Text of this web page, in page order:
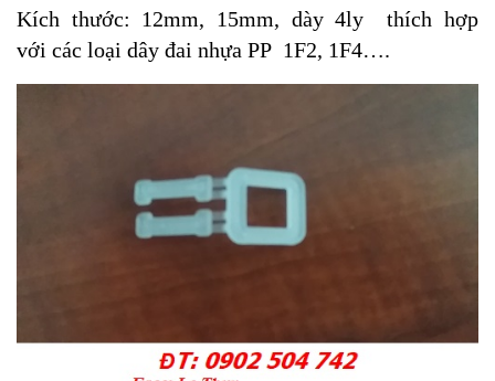
Kích thước: 12mm, 15mm, dày 4ly thích hợp
với các loại dây đai nhựa PP 1F2, 1F4….